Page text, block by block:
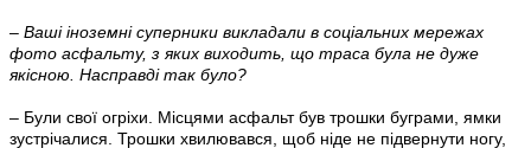
– Ваші іноземні суперники викладали в соціальних мережах
фото асфальту, з яких виходить, що траса була не дуже
якісною. Насправді так було?
– Були свої огріхи. Місцями асфальт був трошки буграми, ямки
зустрічалися. Трошки хвилювався, щоб ніде не підвернути ногу,